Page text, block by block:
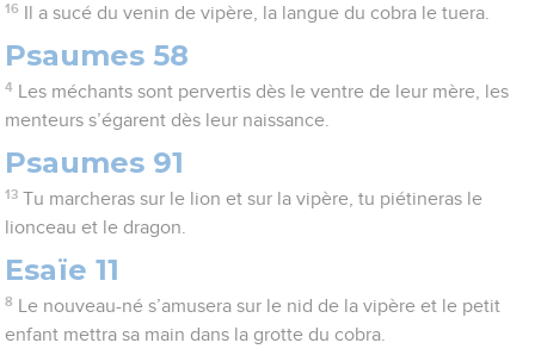
16 Il a sucé du venin de vipère, la langue du cobra le tuera.
Psaumes 58
4
Les méchants sont pervertis dès le ventre de leur mère, les
menteurs s’égarent dès leur naissance.
Psaumes 91
13 Tu marcheras sur le lion et sur la vipère, tu piétineras le
lionceau et le dragon.
Esaïe 11
8
Le nouveau-né s’amusera sur le nid de la vipère et le petit
enfant mettra sa main dans la grotte du cobra.